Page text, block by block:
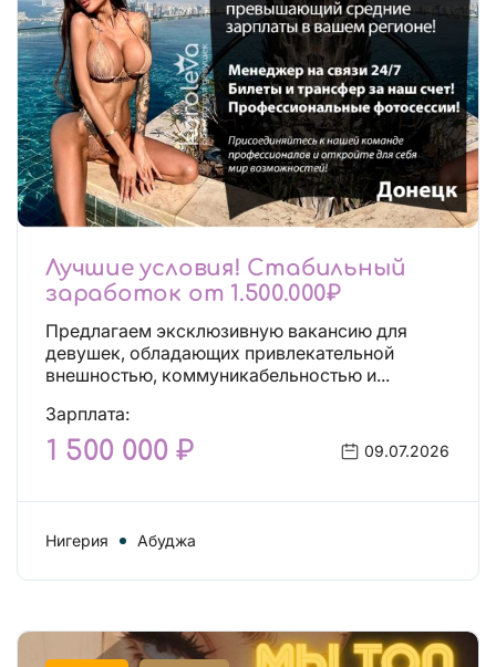
Лучшие условия! Стабильный
заработок от 1.500.000₽
Предлагаем эксклюзивную вакансию для
девушек, обладающих привлекательной
внешностью, коммуникабельностью и...
Зарплата:
1 500 000 ₽ 09.07.2026
Нигерия Абуджа